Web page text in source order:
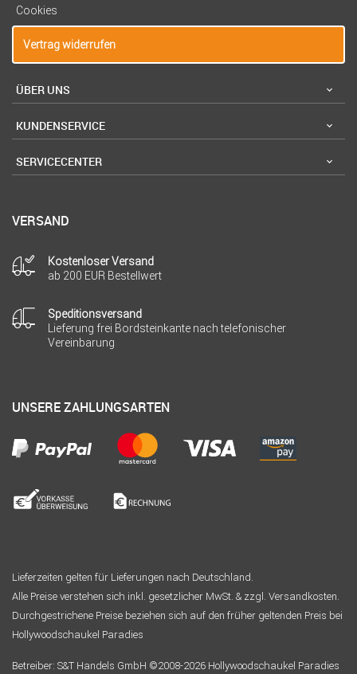
Cookies
Vertrag widerrufen
ÜBER UNS
KUNDENSERVICE
SERVICECENTER
VERSAND
Kostenloser Versand
ab 200 EUR Bestellwert
Speditionsversand
Lieferung frei Bordsteinkante nach telefonischer
Vereinbarung
UNSERE ZAHLUNGSARTEN
Lieferzeiten gelten für Lieferungen nach Deutschland.
Alle Preise verstehen sich inkl. gesetzlicher MwSt. & zzgl. Versandkosten.
Durchgestrichene Preise beziehen sich auf den früher geltenden Preis bei
Hollywoodschaukel Paradies
Betreiber: S&T Handels GmbH ©2008-2026 Hollywoodschaukel Paradies